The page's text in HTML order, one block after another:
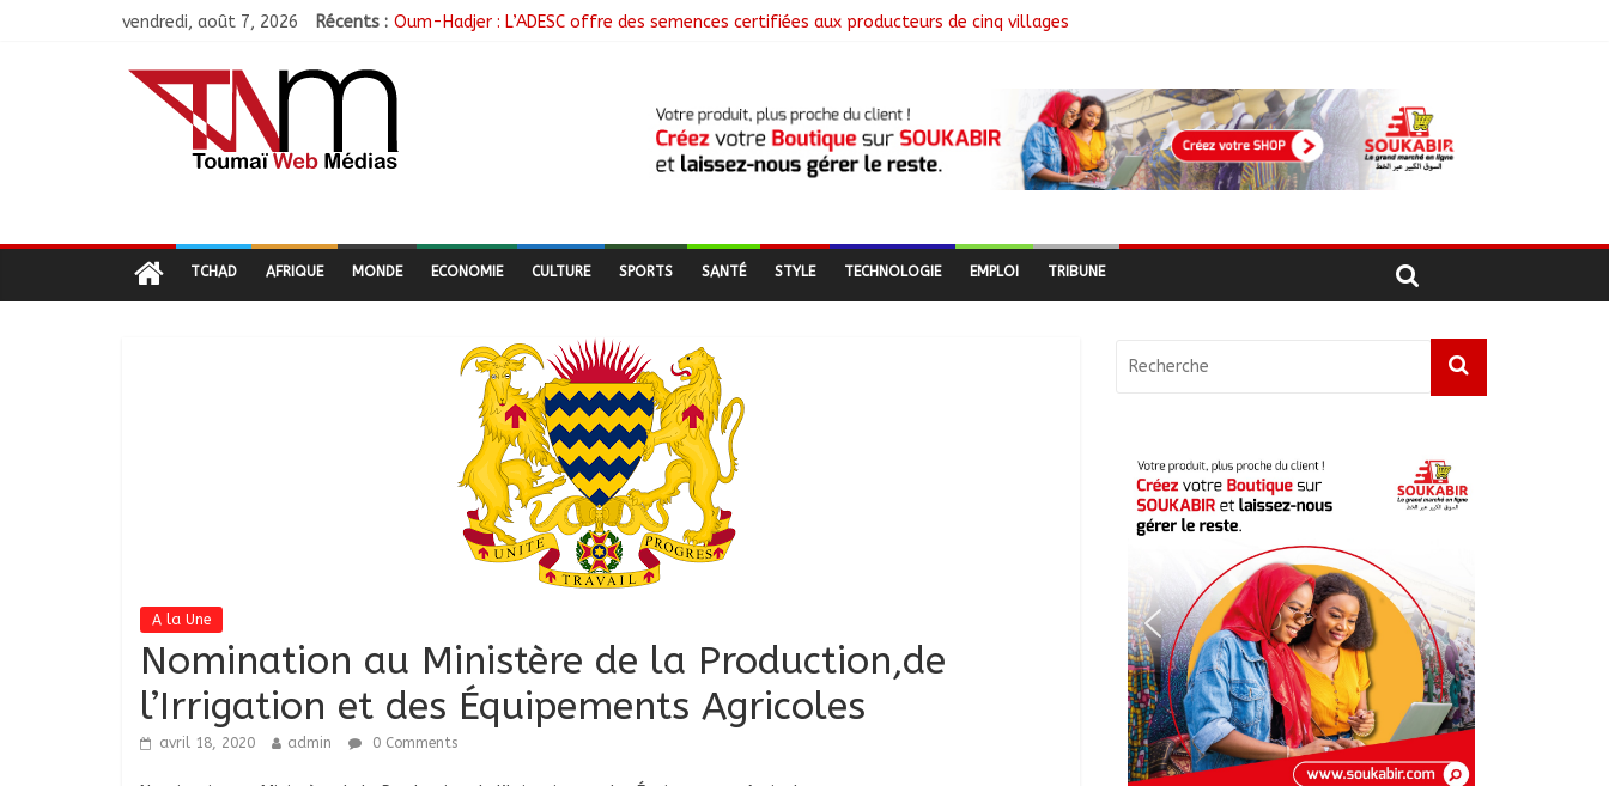
vendredi, août 7, 2026 Récents : Oum-Hadjer : L’ADESC offre des semences certifiées aux producteurs de cinq villages
Coopération aérienne : Air France salue les progrès du Tchad en matière de sûreté
Nigeria : 308 otages libérés lors d’une vaste opération de sauvetage
TCHAD AFRIQUE MONDE ECONOMIE CULTURE SPORTS SANTÉ STYLE TECHNOLOGIE EMPLOI TRIBUNE
A la Une
Nomination au Ministère de la Production,de
l’Irrigation et des Équipements Agricoles
avril 18, 2020 admin 0 Comments